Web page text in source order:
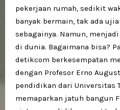
pekerjaan rumah, sedikit
banyak bermain, tak ada
sebagainya. Namun,
di dunia. Bagaimana bisa?
detikcom berkesempatan
dengan Profesor Erno
pendidikan dari Universitas
memaparkan jatuh bangun